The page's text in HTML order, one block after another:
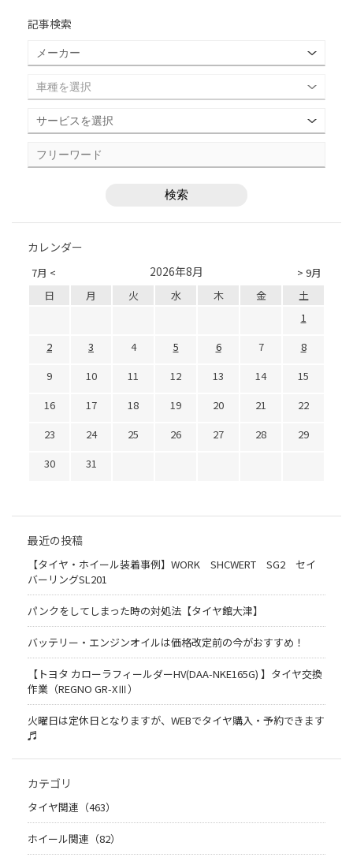
記事検索
カレンダー
7月 < > 9月
2026年8月
日 月 火 水 木 金
土
1
2
3 4 5 6 7
8
9
10 11 12 13 14
15
16
17 18 19 20 21
22
23
24 25 26 27 28
29
30
31
最近の投稿
【タイヤ・ホイール装着事例】WORK SHCWERT SG2 セイ
バーリングSL201
パンクをしてしまった時の対処法【タイヤ館大津】
バッテリー・エンジンオイルは価格改定前の今がおすすめ！
【トヨタ カローラフィールダーHV(DAA-NKE165G) 】タイヤ交換
作業（REGNO GR-XⅢ）
火曜日は定休日となりますが、WEBでタイヤ購入・予約できます
♬
カテゴリ
タイヤ関連（463）
ホイール関連（82）